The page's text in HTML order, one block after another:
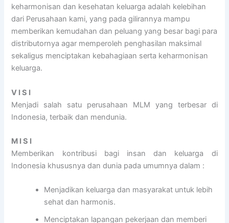
keharmonisan dan kesehatan keluarga adalah kelebihan
dari Perusahaan kami, yang pada gilirannya mampu
memberikan kemudahan dan peluang yang besar bagi para
distributornya agar memperoleh penghasilan maksimal
sekaligus menciptakan kebahagiaan serta keharmonisan
keluarga.
V I S I
Menjadi salah satu perusahaan MLM yang terbesar di
Indonesia, terbaik dan mendunia.
M I S I
Memberikan kontribusi bagi insan dan keluarga di
Indonesia khususnya dan dunia pada umumnya dalam :
Menjadikan keluarga dan masyarakat untuk lebih
sehat dan harmonis.
Menciptakan lapangan pekerjaan dan memberi